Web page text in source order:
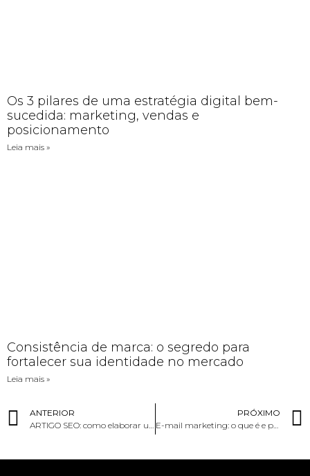
Os 3 pilares de uma estratégia digital bem-
sucedida: marketing, vendas e
posicionamento
Leia mais »
Consistência de marca: o segredo para
fortalecer sua identidade no mercado
Leia mais »
ANTERIOR
PRÓXIMO
E-mail marketing: o que é e por que é importante?